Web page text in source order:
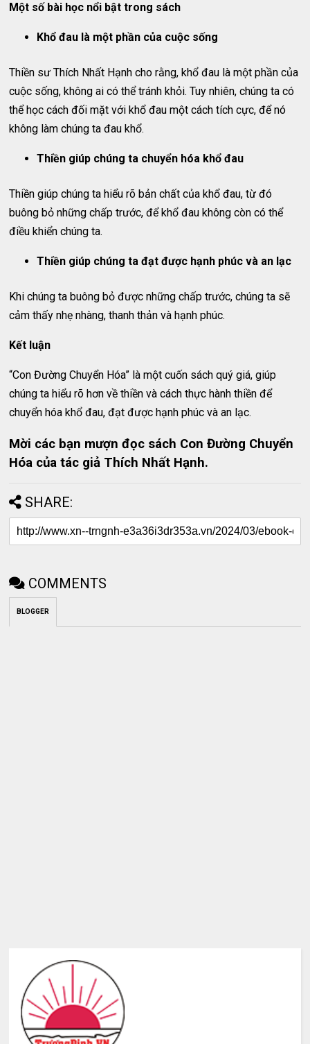
Một số bài học nổi bật trong sách
Khổ đau là một phần của cuộc sống
Thiền sư Thích Nhất Hạnh cho rằng, khổ đau là một phần của
cuộc sống, không ai có thể tránh khỏi. Tuy nhiên, chúng ta có
thể học cách đối mặt với khổ đau một cách tích cực, để nó
không làm chúng ta đau khổ.
Thiền giúp chúng ta chuyển hóa khổ đau
Thiền giúp chúng ta hiểu rõ bản chất của khổ đau, từ đó
buông bỏ những chấp trước, để khổ đau không còn có thể
điều khiển chúng ta.
Thiền giúp chúng ta đạt được hạnh phúc và an lạc
Khi chúng ta buông bỏ được những chấp trước, chúng ta sẽ
cảm thấy nhẹ nhàng, thanh thản và hạnh phúc.
Kết luận
“Con Đường Chuyển Hóa” là một cuốn sách quý giá, giúp
chúng ta hiểu rõ hơn về thiền và cách thực hành thiền để
chuyển hóa khổ đau, đạt được hạnh phúc và an lạc.
Mời các bạn mượn đọc sách Con Đường Chuyển
Hóa của tác giả Thích Nhất Hạnh.
SHARE:
COMMENTS
BLOGGER